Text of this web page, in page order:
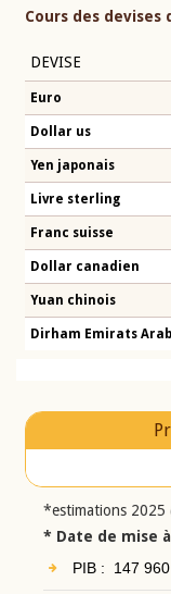
Cours des devises
DEVISE
Euro
Dollar us
Yen japonais
Livre sterling
Franc suisse
Dollar canadien
Yuan chinois
Dirham Emirats
*estimations 2025
* Date de mise
PIB : 147